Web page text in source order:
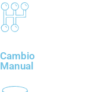
Cambio
Manual